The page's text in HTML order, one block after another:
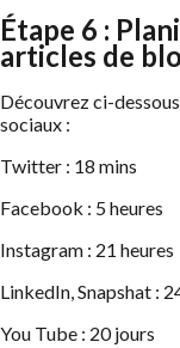
Étape 6 :
articles de
Découvrez ci-
sociaux :
Twitter : 18 mins
Facebook : 5 heures
Instagram : 21 heures
LinkedIn, Snapshat :
You Tube : 20 jours